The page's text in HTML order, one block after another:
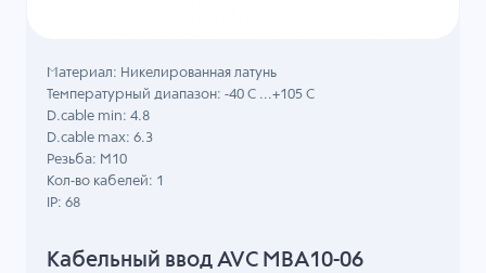
Кабельный ввод AVC MBA10-06
Материал: Никелированная латунь
Температурный диапазон: -40 C ...+105 C
D.cable min: 4.8
D.cable max: 6.3
Резьба: M10
Кол-во кабелей: 1
IP: 68